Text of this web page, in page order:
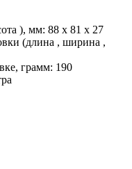
), мм: 88 x 81 x 27
(длина , ширина ,
грамм: 190